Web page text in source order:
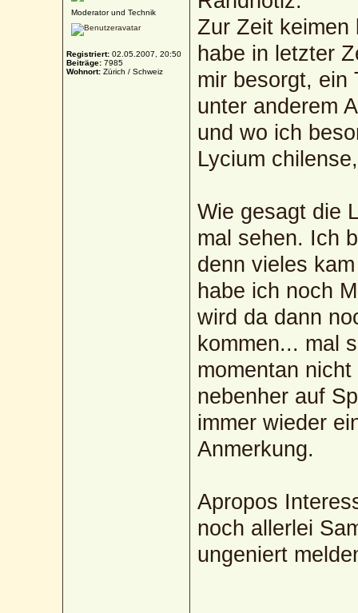
Moderator und Technik
Registriert: 02.05.2007, 20:50
Beiträge: 7985
Wohnort: Zürich / Schweiz
Zur Zeit keimen
habe in letzter
mir besorgt, ein
unter anderem
und wo ich
Lycium
Wie gesagt die
mal sehen. Ich
denn vieles
habe ich noch
wird da dann
kommen... mal
momentan
nebenher auf
immer wieder
Anmerkung.
Apropos
noch allerlei
ungeniert